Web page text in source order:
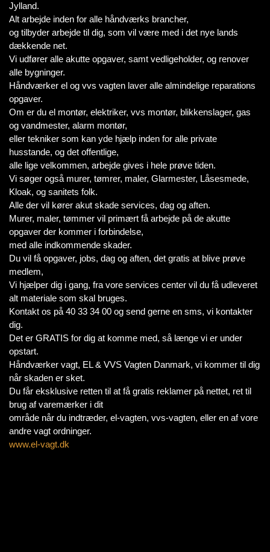
Jylland.
Alt arbejde inden for alle håndværks brancher,
og tilbyder arbejde til dig, som vil være med i det nye lands
dækkende net.
Vi udfører alle akutte opgaver, samt vedligeholder, og renover
alle bygninger.
Håndværker el og vvs vagten laver alle almindelige reparations
opgaver.
Om er du el montør, elektriker, vvs montør, blikkenslager, gas
og vandmester, alarm montør,
eller tekniker som kan yde hjælp inden for alle private
husstande, og det offentlige,
alle lige velkommen, arbejde gives i hele prøve tiden.
Vi søger også murer, tømrer, maler, Glarmester, Låsesmede,
Kloak, og sanitets folk.
Alle der vil kører akut skade services, dag og aften.
Murer, maler, tømmer vil primært få arbejde på de akutte
opgaver der kommer i forbindelse,
med alle indkommende skader.
Du vil få opgaver, jobs, dag og aften, det gratis at blive prøve
medlem,
Vi hjælper dig i gang, fra vore services center vil du få udleveret
alt materiale som skal bruges.
Kontakt os på 40 33 34 00 og send gerne en sms, vi kontakter
dig.
Det er GRATIS for dig at komme med, så længe vi er under
opstart.
Håndværker vagt, EL & VVS Vagten Danmark, vi kommer til dig
når skaden er sket.
Du får eksklusive retten til at få gratis reklamer på nettet, ret til
brug af varemærker i dit
område når du indtræder, el-vagten, vvs-vagten, eller en af vore
andre vagt ordninger.
www.el-vagt.dk